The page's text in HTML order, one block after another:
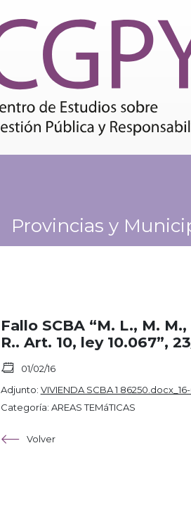
Provincias y
Fallo SCBA “M. L., M.
R.. Art. 10, ley 10.067”,
01/02/16
Adjunto: VIVIENDA SCBA 1
Categoría: AREAS TEMáTICAS
Volver